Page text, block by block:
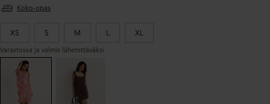
Koko-opas
XS S M L XL
Varastossa ja valmis lähetettäväksi